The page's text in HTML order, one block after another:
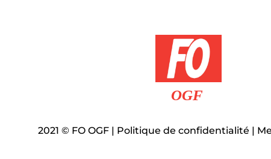
2021 © FO OGF | Politique de confidentialité |